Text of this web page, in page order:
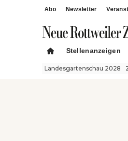
Abo Newsletter
Stellenanzeigen
Landesgartenschau 2028